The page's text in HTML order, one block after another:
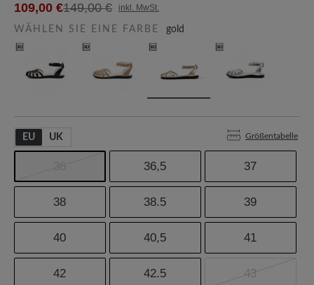
109,00 €149,00 € inkl. MwSt.
WÄHLEN SIE EINE FARBE gold
EU UK Größentabelle
36,5 37
38 38.5 39
40 40,5 41
42 42.5 43